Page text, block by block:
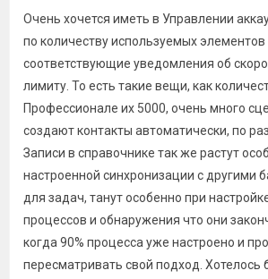
Очень хочется иметь в Управлении
по количеству используемых элементов
соответствующие уведомления об
лимиту. То есть такие вещи, как
Профессионале их 5000, очень много
создают контакты автоматически, по
Записи в справочнике так же растут
настроенной синхронизации с другими
для задач, танут особенно при
процессов и обнаружения что они
когда 90% процесса уже настроено и
пересматривать свой подход. Хотелось